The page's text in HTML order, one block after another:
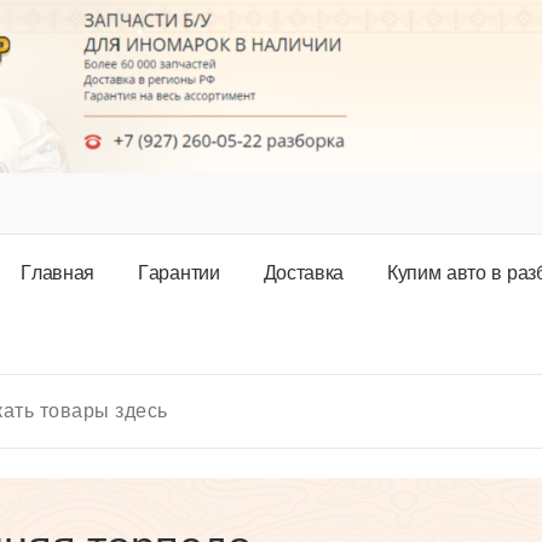
Главная Гарантии Доставка Купим авто в раз